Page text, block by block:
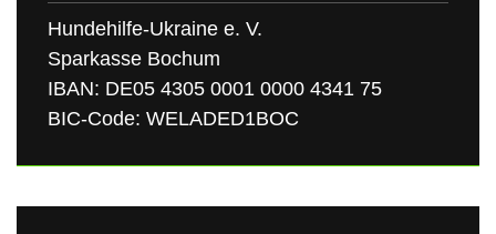
Hundehilfe-Ukraine e. V.
Sparkasse Bochum
IBAN: DE05 4305 0001 0000 4341 75
BIC-Code: WELADED1BOC